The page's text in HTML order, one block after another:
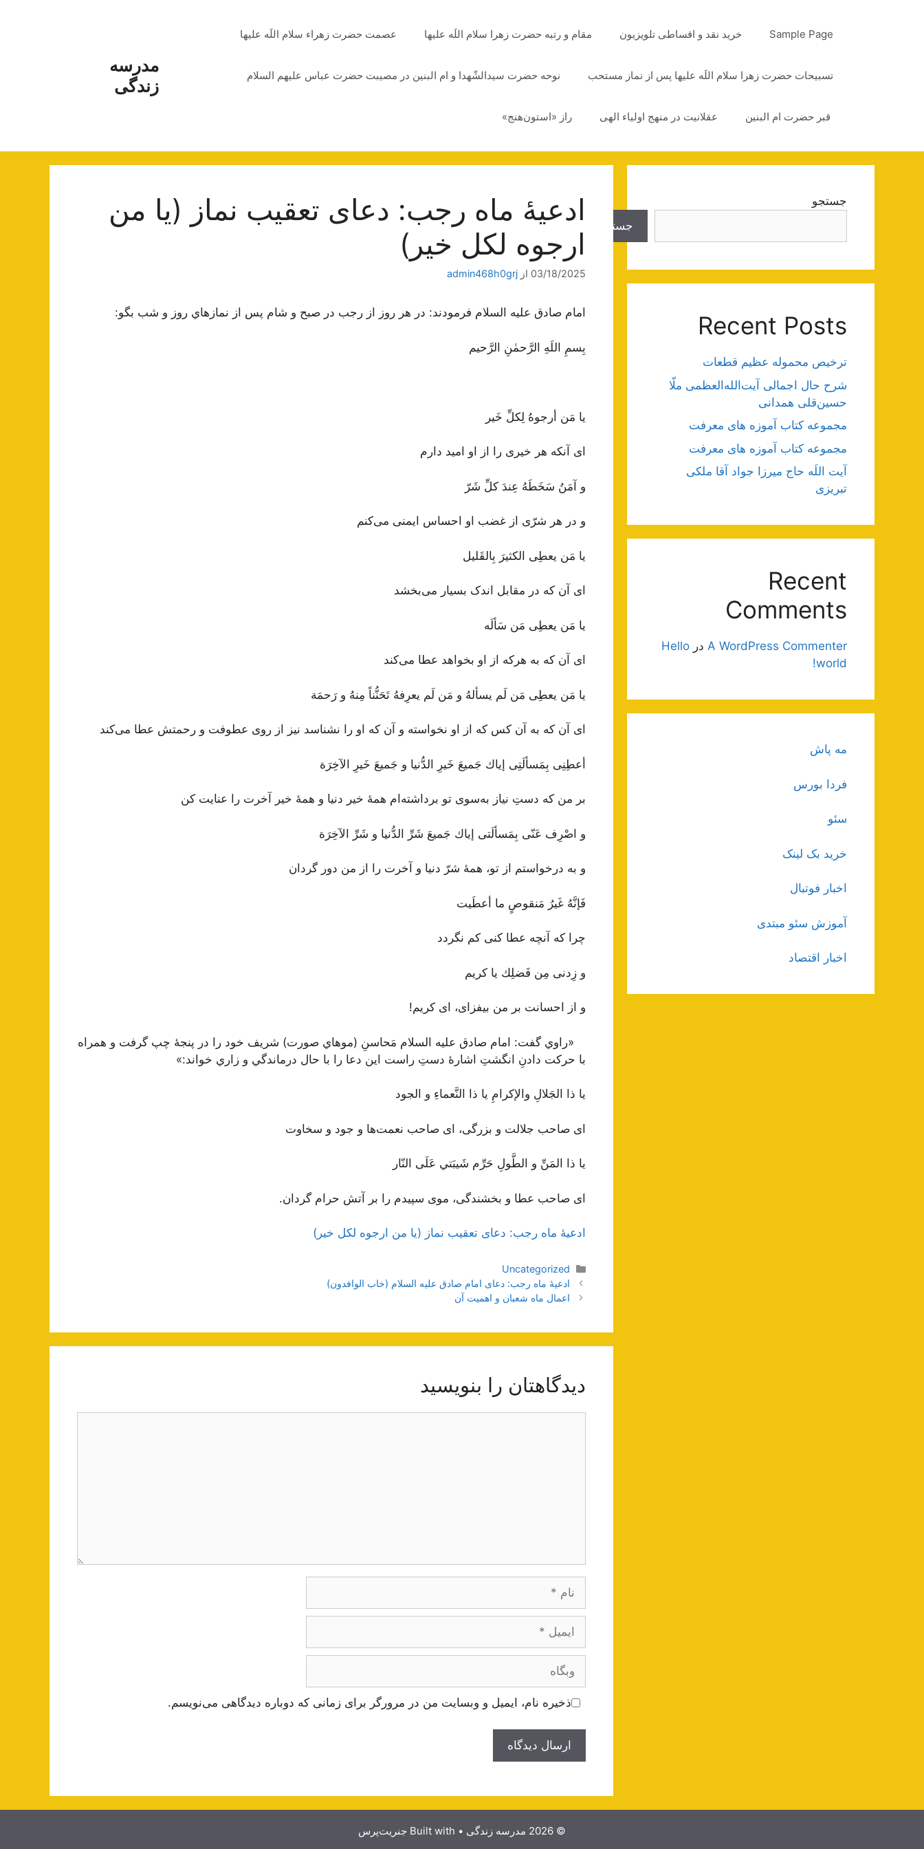
مدرسه
زندگی
Sample Page خرید نقد و اقساطی تلویزیون مقام و رتبه حضرت زهرا سلام اللَه علیها عصمت حضرت زهراء سلام اللَه علیها
تسبیحات حضرت زهرا سلام اللَه علیها پس از نماز مستحب نوحه حضرت سیدالشّهدا و ام البنین در مصیبت حضرت عباس علیهم السلام
قبر حضرت ام البنین عقلانیت در منهج اولیاء الهی راز «استون‌هنج»
ادعیۀ ماه رجب: دعای تعقیب نماز (یا من
ارجوه لکل خیر)
03/18/2025 از admin468h0grj
امام صادق عليه السلام فرمودند: در هر روز از رجب در صبح و شام پس از نمازهاي روز و شب بگو:
بِسمِ اللَهِ الرَّحمٰنِ الرَّحيم
يا مَن أرجوهُ لِكلِّ خَير
ای آنکه هر خیری را از او امید دارم
و آمَنُ سَخَطَهُ عِندَ كلِّ شَرّ
و در هر شرّی از غضب او احساس ایمنی می‌کنم
يا مَن يعطِى الكثيرَ بِالقَليل
ای آن که در مقابل اندک بسیار می‌بخشد
يا مَن يعطِى مَن سَألَه
ای آن که به هرکه از او بخواهد عطا می‌کند
يا مَن يعطِى مَن لَم يسألهُ و مَن لَم يعرِفهُ تَحَنُّناً مِنهُ و رَحمَة
ای آن که به آن ‌کس که از او نخواسته و آن که او را نشناسد نیز از روی عطوفت و رحمتش عطا می‌کند
أعطِنِى بِمَسألَتِى إياك جَميعَ خَيرِ الدُّنيا و جَميعَ خَيرِ الآخِرَة
بر من که دستِ نیاز به‌سوی تو برداشته‌ام همۀ خیر دنیا و همۀ خیر آخرت را عنایت کن
و اصْرِف عَنّى بِمَسألَتى إياك جَميعَ شَرِّ الدُّنيا و شَرِّ الآخِرَة
و به درخواستم از تو، همۀ شرّ دنیا و آخرت را از من دور گردان
فَإنَّهُ غَيرُ مَنقوصٍ ما أعطَيت
چرا که آنچه عطا کنی کم نگردد
و زِدنى مِن فَضلِك يا كريم
و از احسانت بر من بیفزای، ای کریم!
«راوي گفت: امام صادق عليه السلام مَحاسنِ (موهاي صورت) شريف خود را در پنجۀ چپ گرفت و همراه
با حركت دادنِ انگشتِ اشارۀ دستِ راست اين دعا را با حال درماندگي و زاري خواند:»
يا ذا الجَلالِ والإكرامِ يا ذا النَّعماءِ و الجود
ای صاحب جلالت و بزرگی، ای صاحب نعمت‌ها و جود و سخاوت
يا ذا المَنِّ و الطَّولِ حَرِّم شَيبَتي عَلَى النّار
ای صاحب عطا و بخشندگی، موی سپیدم را بر آتش حرام گردان.
ادعیۀ ماه رجب: دعای تعقیب نماز (یا من ارجوه لکل خیر)
دسته‌ها
Uncategorized
ناوبری
نوشته‌ها
ادعیۀ ماه رجب: دعای امام صادق علیه السلام (خاب الوافدون)
اعمال ماه شعبان و اهمیت آن
دیدگاهتان را بنویسید
ایمیل
وبگاه
ذخیره نام، ایمیل و وبسایت من در مرورگر برای زمانی که دوباره دیدگاهی می‌نویسم.
جستجو
جستجو
Recent Posts
ترخیص محموله عظیم قطعات
شرح حال اجمالی آیت‌الله‌العظمی ملّا
حسین‌قلی همدانی
مجموعه کتاب آموزه های معرفت
مجموعه کتاب آموزه های معرفت
آیت اللَه حاج میرزا جواد آقا ملکی
تبریزی
Recent
Comments
A WordPress Commenter در Hello
world!
مه پاش
فردا بورس
سئو
خرید بک لینک
اخبار فوتبال
آموزش سئو مبتدی
اخبار اقتصاد
© 2026 مدرسه زندگی • Built with جنریت‌پرس